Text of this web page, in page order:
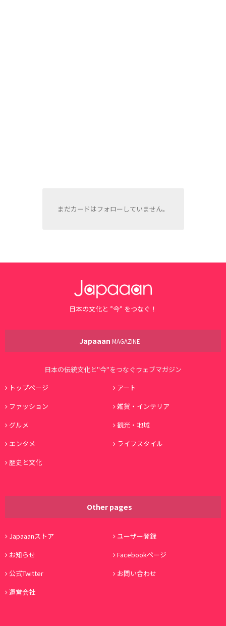
まだカードはフォローしていません。
日本の文化と ”今” をつなぐ！
Japaaan MAGAZINE
日本の伝統文化と"今"をつなぐウェブマガジン
トップページ
アート
ファッション
雑貨・インテリア
グルメ
観光・地域
エンタメ
ライフスタイル
歴史と文化
Other pages
Japaaanストア
ユーザー登録
お知らせ
Facebookページ
公式Twitter
お問い合わせ
運営会社